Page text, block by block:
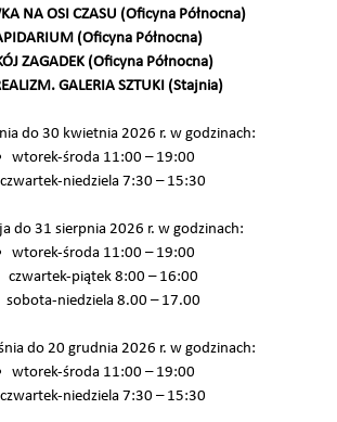
NA OSI CZASU (Oficyna Północna)
(Oficyna Północna)
ZAGADEK (Oficyna Północna)
GALERIA SZTUKI (Stajnia)
do 30 kwietnia 2026 r. w godzinach:
wtorek-środa 11:00 – 19:00
niedziela 7:30 – 15:30
do 31 sierpnia 2026 r. w godzinach:
wtorek-środa 11:00 – 19:00
czwartek-piątek 8:00 – 16:00
sobota-niedziela 8.00 – 17.00
do 20 grudnia 2026 r. w godzinach:
wtorek-środa 11:00 – 19:00
niedziela 7:30 – 15:30